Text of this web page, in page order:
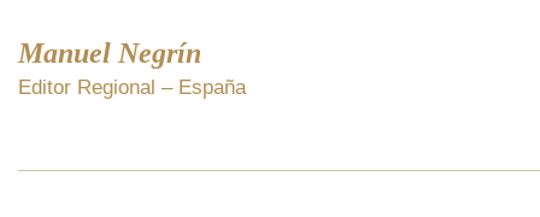
Manuel Negrín
Editor Regional – España